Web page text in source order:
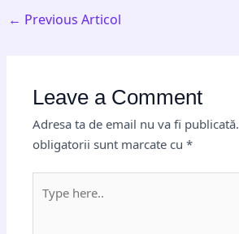
← Previous Articol
Leave a Comment
Adresa ta de email nu va fi publicată.
obligatorii sunt marcate cu*
here..